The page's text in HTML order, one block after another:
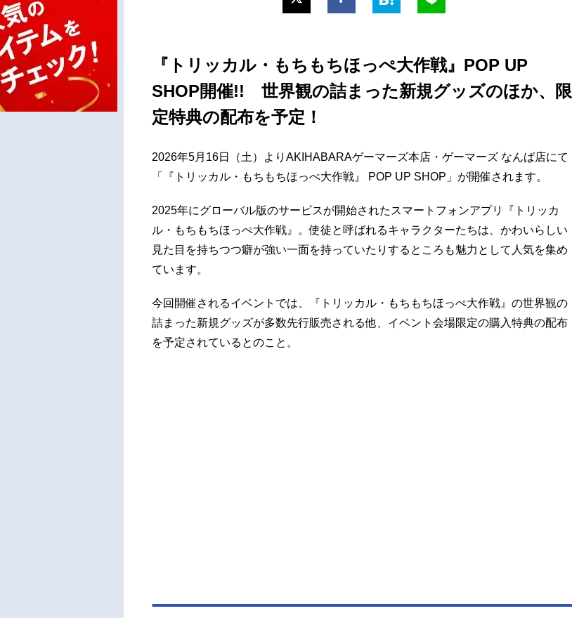
『トリッカル・もちもちほっぺ大作戦』POP UP
SHOP開催!! 世界観の詰まった新規グッズのほか、限
定特典の配布を予定！
2026年5月16日（土）よりAKIHABARAゲーマーズ本店・ゲーマーズ なんば店にて
「『トリッカル・もちもちほっぺ大作戦』 POP UP SHOP」が開催されます。
2025年にグローバル版のサービスが開始されたスマートフォンアプリ『トリッカ
ル・もちもちほっぺ大作戦』。使徒と呼ばれるキャラクターたちは、かわいらしい
見た目を持ちつつ癖が強い一面を持っていたりするところも魅力として人気を集め
ています。
今回開催されるイベントでは、『トリッカル・もちもちほっぺ大作戦』の世界観の
詰まった新規グッズが多数先行販売される他、イベント会場限定の購入特典の配布
を予定されているとのこと。